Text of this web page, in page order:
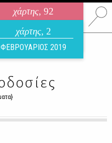
χάρτης, 92
ηλεκτρονικό περιοδικό
ΑΥΓΟΥΣΤΟΣ 2026
χάρτης, 2
ΦΕΒΡΟΥΑΡΙΟΣ 2019